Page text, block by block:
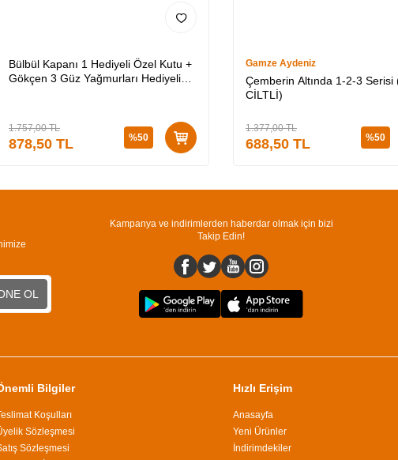
Bülbül Kapanı 1 Hediyeli Özel Kutu +
Gökçen 3 Güz Yağmurları Hediyeli
1.757,00TL
878,50 TL %50
Gamze Aydeniz
Çemberin Altında 1-2-3 Serisi
CİLTLİ)
1.377,00TL
688,50 TL %50
OL
Kampanya ve indirimlerden haberdar olmak için bizi
Takip Edin!
Bilgiler
Koşulları
Sözleşmesi
Sözleşmesi
Hızlı Erişim
Anasayfa
Yeni Ürünler
İndirimdekiler